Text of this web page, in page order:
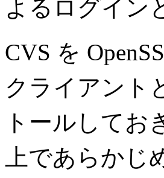
よるログイン
CVS を
クライアント
トールしてお
上であらか